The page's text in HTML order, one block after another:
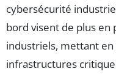
cybersécurité
bord visent de plus en
industriels, mettant
infrastructures